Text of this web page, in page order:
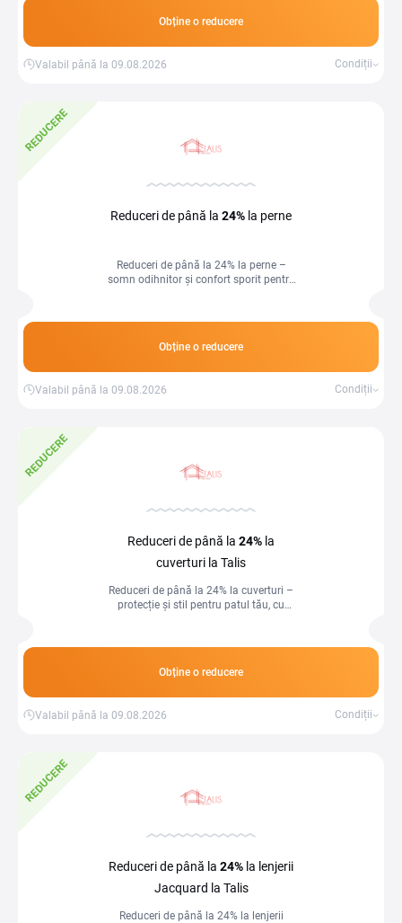
Obține o reducere
Valabil până la 09.08.2026 Condiții
REDUCERE
Reduceri de până la 24% la perne
Reduceri de până la 24% la perne –
somn odihnitor și confort sporit pentru
Obține o reducere
Valabil până la 09.08.2026 Condiții
REDUCERE
Reduceri de până la 24% la
cuverturi la Talis
Reduceri de până la 24% la cuverturi –
protecție și stil pentru patul tău, cu
Obține o reducere
Valabil până la 09.08.2026 Condiții
REDUCERE
Reduceri de până la 24% la lenjerii
Jacquard la Talis
Reduceri de până la 24% la lenjerii